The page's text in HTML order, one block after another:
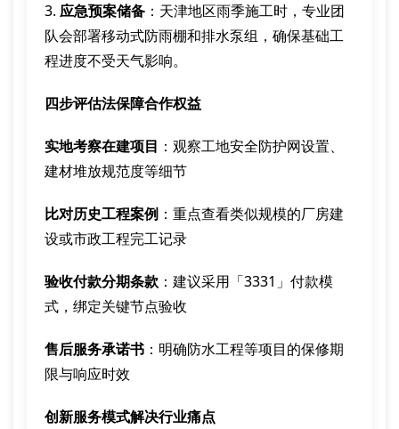
3. 应急预案储备 ：天津地区雨季施工时，专业团
队会部署移动式防雨棚和排水泵组，确保基础工
程进度不受天气影响。
四步评估法保障合作权益
实地考察在建项目 ：观察工地安全防护网设置、
建材堆放规范度等细节
比对历史工程案例 ：重点查看类似规模的厂房建
设或市政工程完工记录
验收付款分期条款 ：建议采用「3331」付款模
式，绑定关键节点验收
售后服务承诺书 ：明确防水工程等项目的保修期
限与响应时效
创新服务模式解决行业痛点